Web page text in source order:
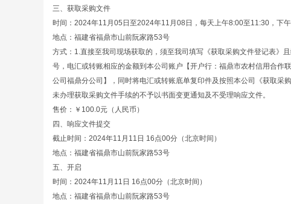
三、获取采购文件
时间：2024年11月05日至2024年11月08日，每天上午8:00至11:30，下
地点：福建省福鼎市山前阮家路53号
方式：1.直接至我司现场获取的，须至我司填写《获取采购文件登记表》
号，电汇或转账相应的金额到本公司账户【开户行：福鼎市农村信用合
公司福鼎分公司】，同时将电汇或转账底单复印件及按照本公司《获取采
未办理获取采购文件手续的不予以书面变更通知及不受理响应文件。
售价：￥100.0元（人民币）
四、响应文件提交
截止时间：2024年11月11日 16点00分（北京时间）
地点：福建省福鼎市山前阮家路53号
五、开启
时间：2024年11月11日 16点00分（北京时间）
地点：福建省福鼎市山前阮家路53号